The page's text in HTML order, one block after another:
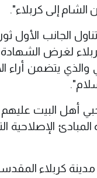
إلى كربلاء".
الجانب الأول
لغرض
والذي يتضمن أراء
أهل البيت عليهم
المبادئ
كربلاء